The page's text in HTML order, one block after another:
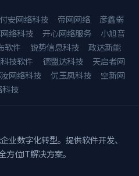
付安网络科技 帝网网络
彦鑫弱
络科技 开心网络服务
小旭音
软件 锐势信息科技
政达新能
技软件 德盟达科技
天启者网
网络科技 优玉凤科技
空新网
科技
业数字化转型。提供软件开发、
方位IT解决方案。